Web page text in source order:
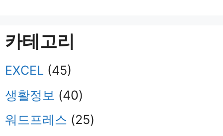
요. 계란을 고를 때 소비자가 내부 신선도는 확인할
수 없지만 …더 읽기
카테고리
EXCEL (45)
생활정보 (40)
워드프레스 (25)